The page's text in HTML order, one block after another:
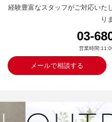
経験豊富なスタッフがご対応いた
り
03-
営業時間
メールで相談する